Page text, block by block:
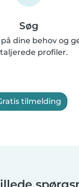
Søg
dine behov og
profiler.
tilmelding